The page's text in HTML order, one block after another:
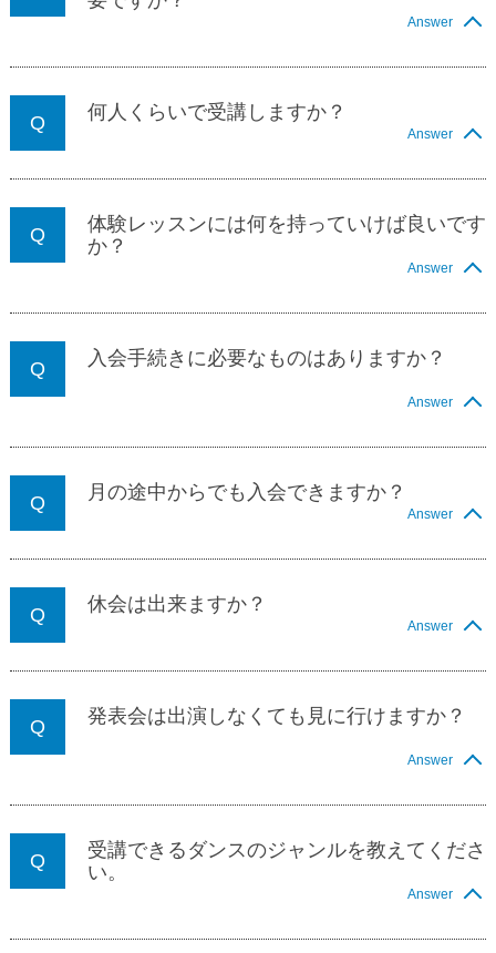
Answer
何人くらいで受講しますか？
Answer
体験レッスンには何を持っていけば良いです
か？
Answer
入会手続きに必要なものはありますか？
Answer
月の途中からでも入会できますか？
Answer
休会は出来ますか？
Answer
発表会は出演しなくても見に行けますか？
Answer
受講できるダンスのジャンルを教えてくださ
い。
Answer